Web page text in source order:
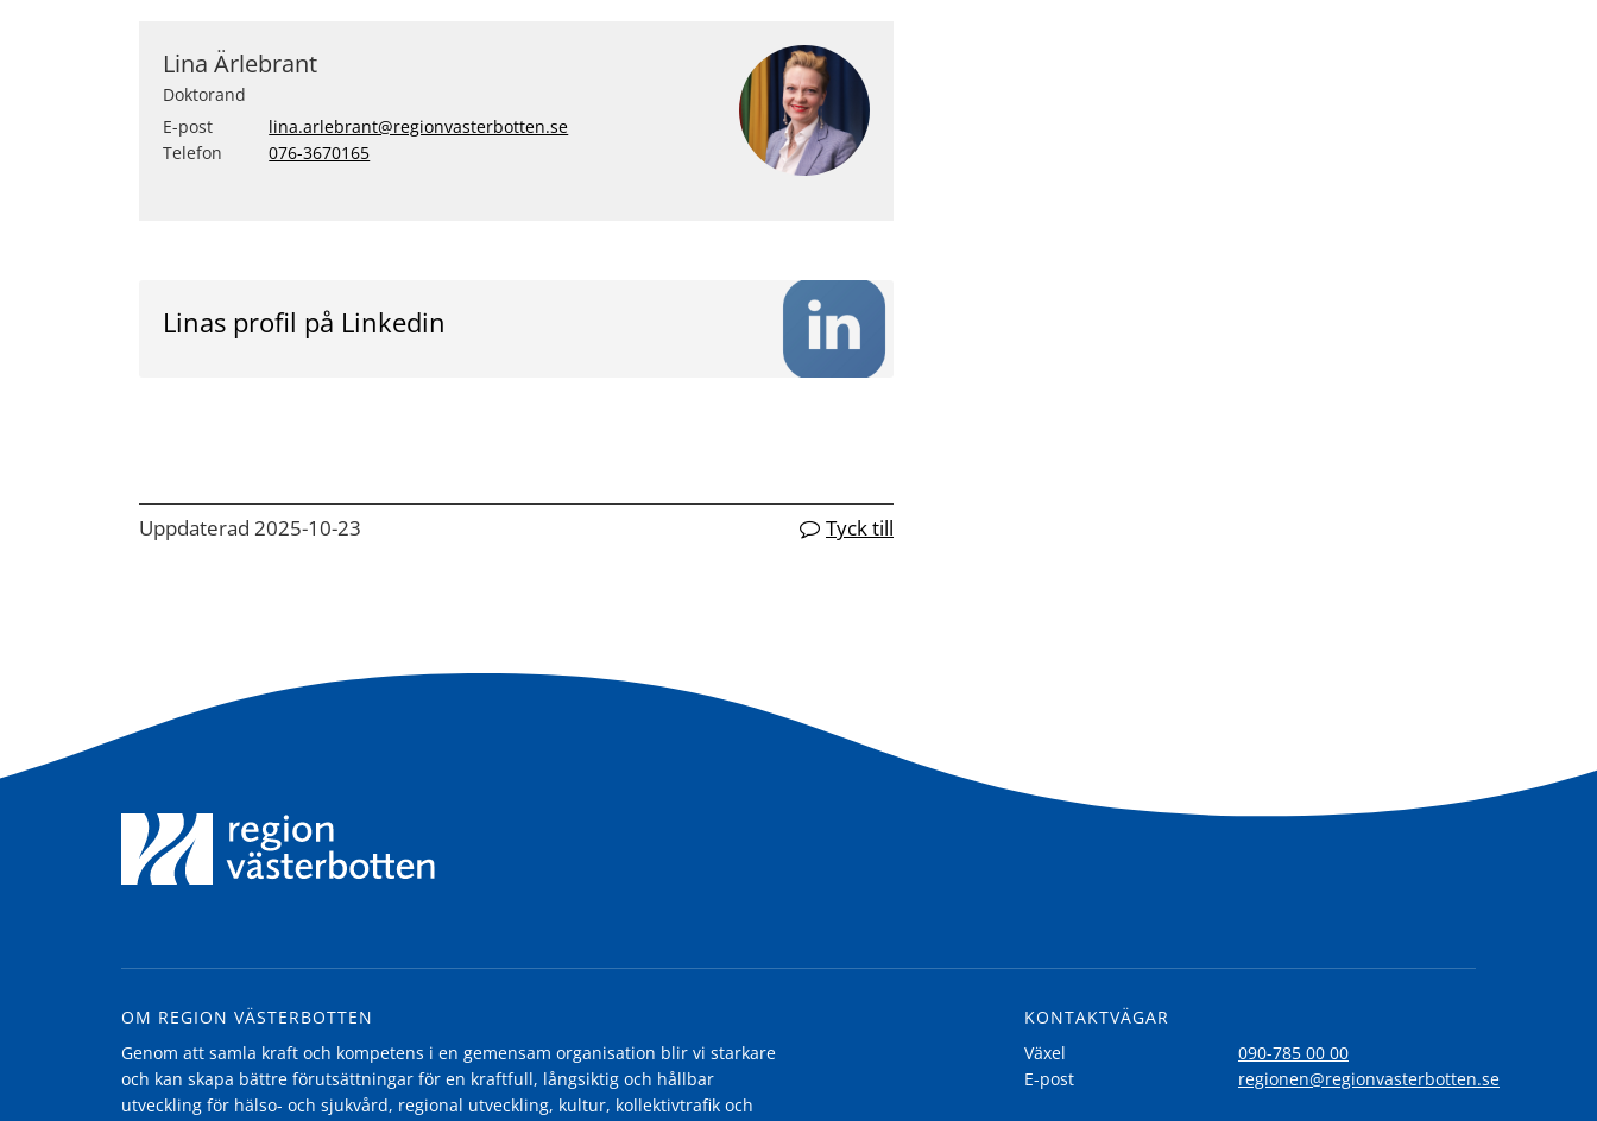
Lina Ärlebrant
Doktorand
E-post
lina.arlebrant@regionvasterbotten.se
Telefon
076-3670165
Linas profil på Linkedin
Uppdaterad 2025-10-23 Tyck till
OM REGION VÄSTERBOTTEN
Genom att samla kraft och kompetens i en gemensam organisation blir vi starkare
och kan skapa bättre förutsättningar för en kraftfull, långsiktig och hållbar
utveckling för hälso- och sjukvård, regional utveckling, kultur, kollektivtrafik och
KONTAKTVÄGAR
Växel
090-785 00 00
E-post
regionen@regionvasterbotten.se